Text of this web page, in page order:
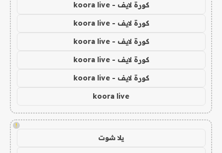
كورة لايف - koora live
كورة لايف - koora live
كورة لايف - koora live
كورة لايف - koora live
كورة لايف - koora live
koora live
!
يلا شوت